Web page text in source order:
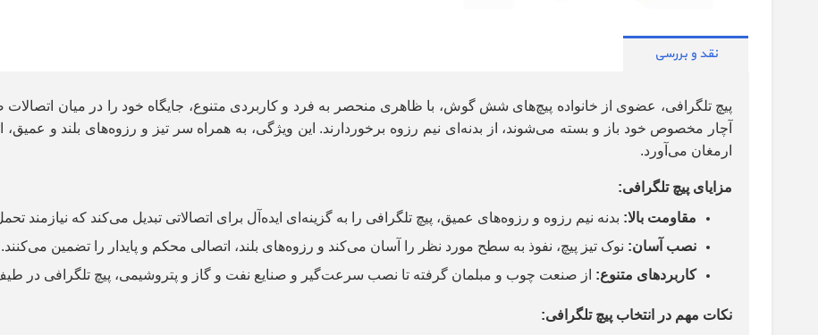
نقد و بررسی
پیچ تلگرافی، عضوی از خانواده پیچ‌های شش گوش، با ظاهری منحصر به فرد و کاربردی متنوع، جایگاه خود را در میان اتصالات
آچار مخصوص خود باز و بسته می‌شوند، از بدنه‌ای نیم رزوه برخوردارند. این ویژگی، به همراه سر تیز و رزوه‌های بلند و عمیق،
ارمغان می‌آورد.
مزایای پیچ تلگرافی:
مقاومت بالا: بدنه نیم رزوه و رزوه‌های عمیق، پیچ تلگرافی را به گزینه‌ای ایده‌آل برای اتصالاتی تبدیل می‌کند که نیازمند
نصب آسان: نوک تیز پیچ، نفوذ به سطح مورد نظر را آسان می‌کند و رزوه‌های بلند، اتصالی محکم و پایدار را تضمین می‌کنند.
کاربردهای متنوع: از صنعت چوب و مبلمان گرفته تا نصب سرعت‌گیر و صنایع نفت و گاز و پتروشیمی، پیچ تلگرافی در
نکات مهم در انتخاب پیچ تلگرافی: